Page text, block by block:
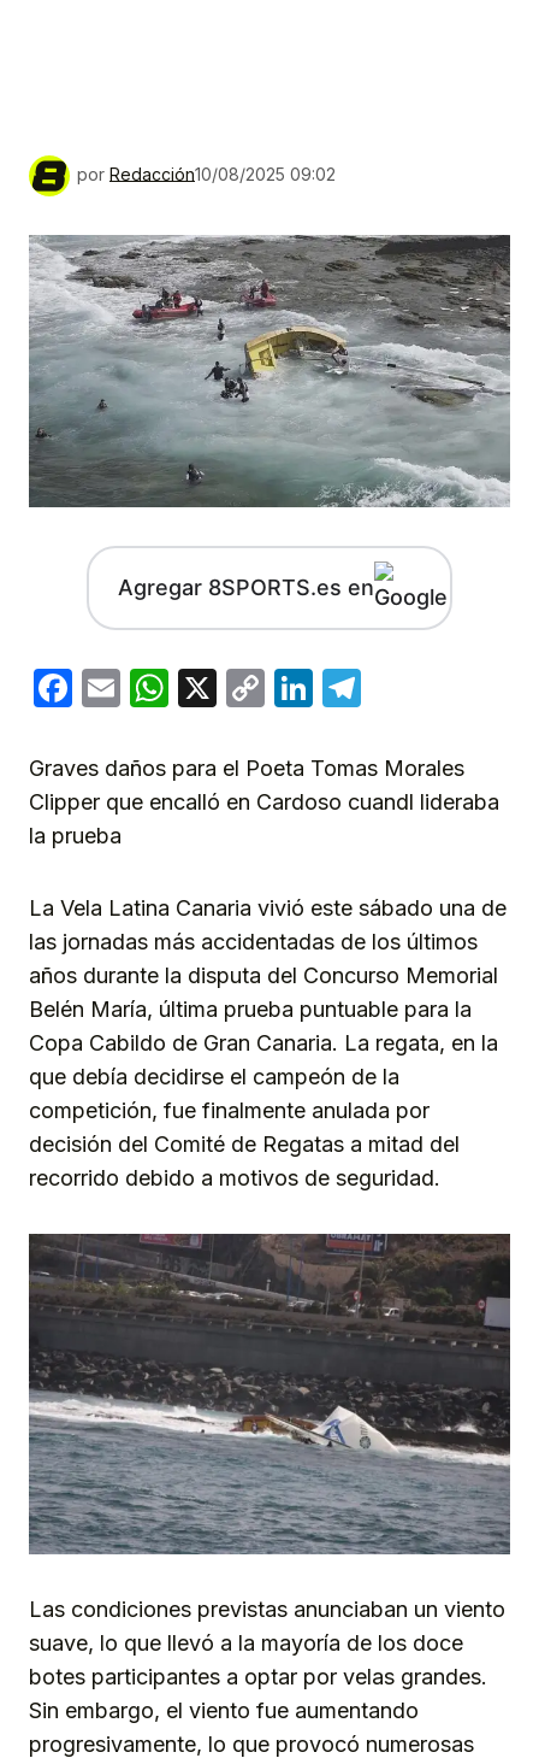
por Redacción10/08/2025 09:02
Agregar 8SPORTS.es en
Facebook
EmailWhatsApp
X
CopyLinkedIn
Graves daños para el Poeta Tomas Morales
Clipper que encalló en Cardoso cuandl lideraba
la prueba
La Vela Latina Canaria vivió este sábado una de
las jornadas más accidentadas de los últimos
años durante la disputa del Concurso Memorial
Belén María, última prueba puntuable para la
Copa Cabildo de Gran Canaria. La regata, en la
que debía decidirse el campeón de la
competición, fue finalmente anulada por
decisión del Comité de Regatas a mitad del
recorrido debido a motivos de seguridad.
Las condiciones previstas anunciaban un viento
suave, lo que llevó a la mayoría de los doce
botes participantes a optar por velas grandes.
Sin embargo, el viento fue aumentando
progresivamente, lo que provocó numerosas